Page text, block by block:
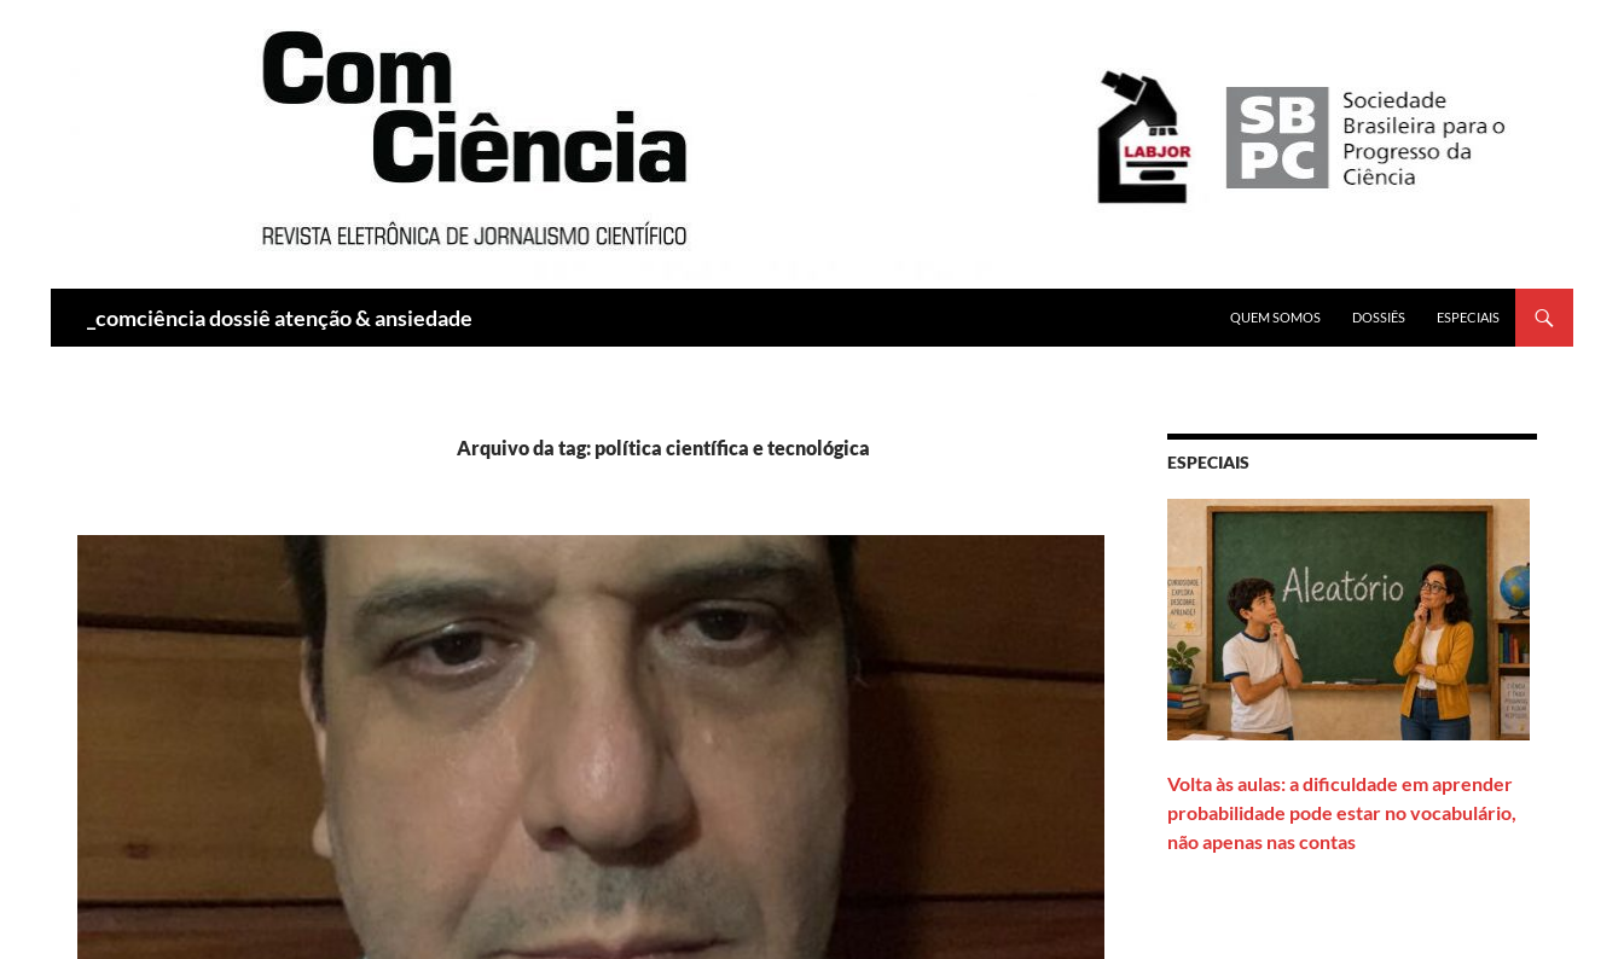
_comciência dossiê atenção & ansiedade
QUEM SOMOS
DOSSIÊS ESPECIAIS
Arquivo da tag: política científica e tecnológica
ESPECIAIS
Volta às aulas: a dificuldade em aprender
probabilidade pode estar no vocabulário,
não apenas nas contas